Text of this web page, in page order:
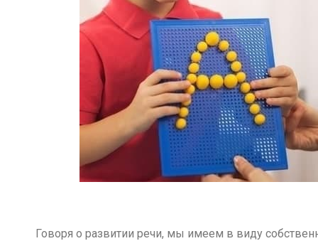
Говоря о развитии речи, мы имеем в виду